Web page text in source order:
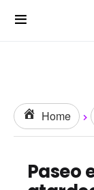
Home
Paseo